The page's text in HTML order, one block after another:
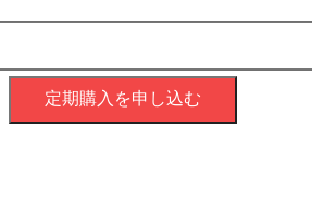
定期購入を申し込む